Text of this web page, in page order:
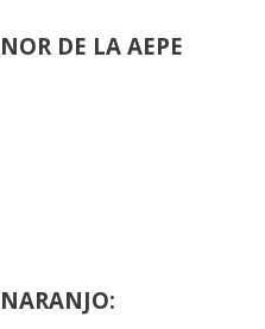
DE LA AEPE